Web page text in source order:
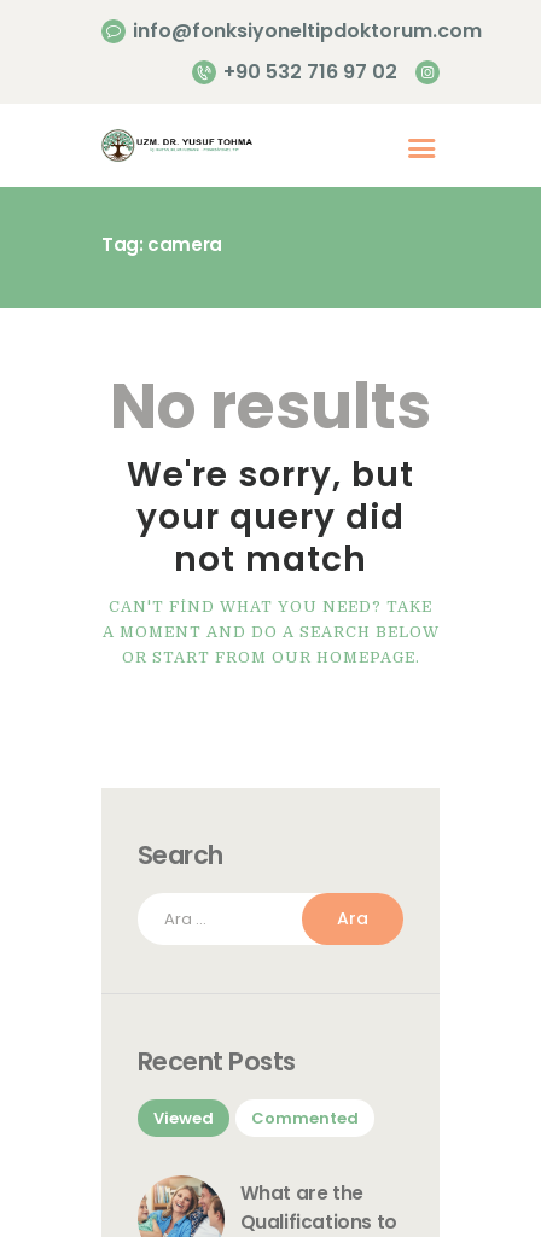
info@fonksiyoneltipdoktorum.com
+90 532 716 97 02
Tag: camera
İletişim
No results
We're sorry, but
your query did
not match
CAN'T FIND WHAT YOU NEED? TAKE
A MOMENT AND DO A SEARCH BELOW
OR START FROM OUR HOMEPAGE.
Search
Arama:
Recent Posts
Viewed Commented
What are the
Qualifications to